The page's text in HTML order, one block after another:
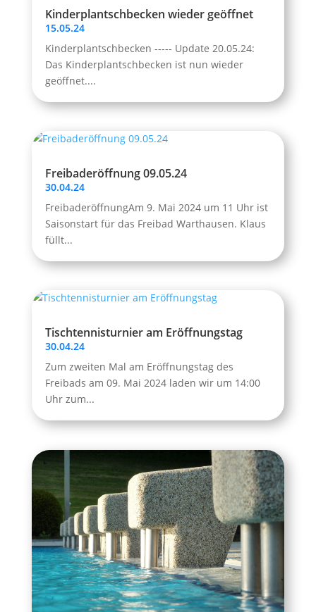
Kinderplantschbecken wieder geöffnet
15.05.24
Kinderplantschbecken ----- Update 20.05.24:
Das Kinderplantschbecken ist nun wieder
geöffnet....
Freibaderöffnung 09.05.24
30.04.24
FreibaderöffnungAm 9. Mai 2024 um 11 Uhr ist
Saisonstart für das Freibad Warthausen. Klaus
füllt...
Tischtennisturnier am Eröffnungstag
30.04.24
Zum zweiten Mal am Eröffnungstag des
Freibads am 09. Mai 2024 laden wir um 14:00
Uhr zum...